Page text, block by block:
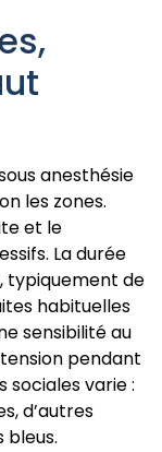
anesthésie
les zones.
et le
La durée
typiquement de
habituelles
sensibilité au
pendant
sociales varie :
d’autres